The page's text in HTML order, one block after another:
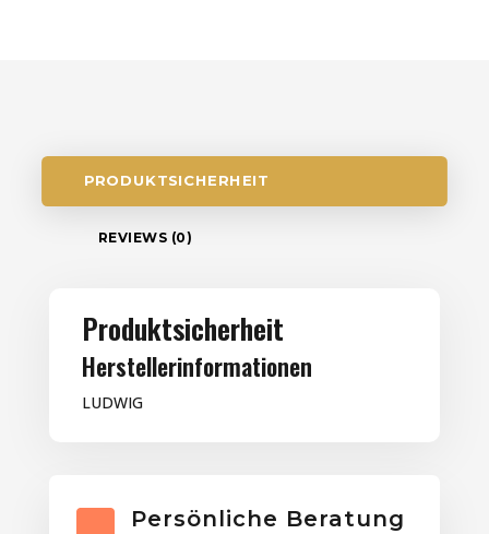
PRODUKTSICHERHEIT
REVIEWS (0)
Produktsicherheit
Herstellerinformationen
LUDWIG
Persönliche Beratung